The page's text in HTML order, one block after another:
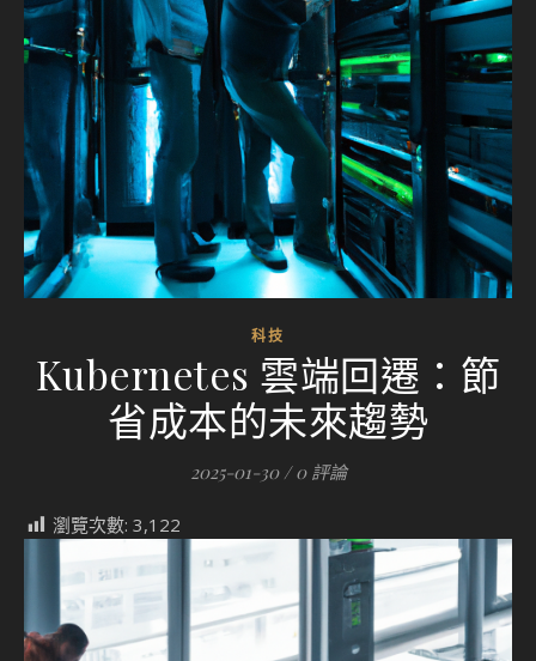
科技
Kubernetes 雲端回遷：節
省成本的未來趨勢
2025-01-30 / 0 評論
瀏覽次數: 3,122